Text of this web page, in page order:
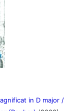
in D major /